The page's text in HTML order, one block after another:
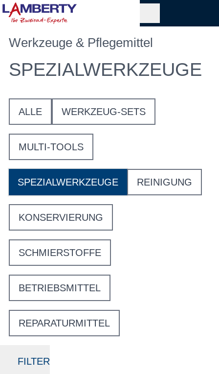
Werkzeuge & Pflegemittel
SPEZIALWERKZEUGE
ALLE WERKZEUG-SETS
MULTI-TOOLS
SPEZIALWERKZEUGE REINIGUNG
KONSERVIERUNG
SCHMIERSTOFFE
BETRIEBSMITTEL
REPARATURMITTEL
FILTER